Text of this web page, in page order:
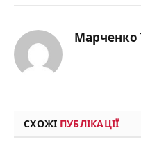
Марченко
СХОЖІ ПУБЛІКАЦІЇ